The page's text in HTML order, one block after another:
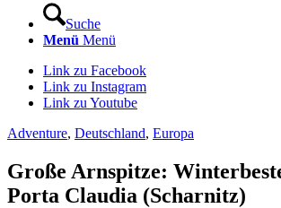
Suche
Menü Menü
Link zu Facebook
Link zu Instagram
Link zu Youtube
Adventure, Deutschland, Europa
Große Arnspitze:
Porta Claudia (Scharnitz)